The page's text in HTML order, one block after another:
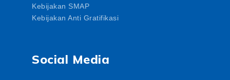
Kebijakan SMAP
Kebijakan Anti Gratifikasi
Social Media